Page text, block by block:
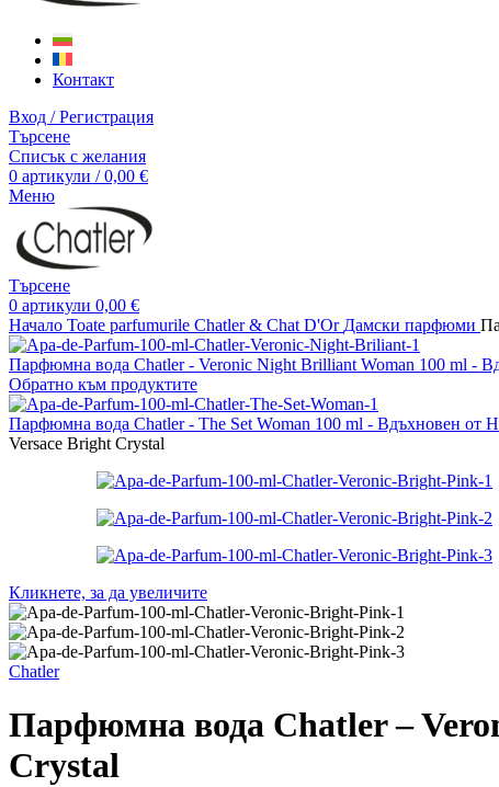
Контакт
Вход / Регистрация
Търсене
Списък с желания
0 артикули / 0,00 €
Меню
Търсене
0 артикули 0,00 €
Начало Toate parfumurile Chatler & Chat D'Or Дамски парфюми
Парфюмна вода Chatler - Veronic Night Brilliant Woman 100 ml -
Обратно към продуктите
Парфюмна вода Chatler - The Set Woman 100 ml - Вдъхновен от
Versace Bright Crystal
Кликнете, за да увеличите
Chatler
Парфюмна вода Chatler –
Crystal